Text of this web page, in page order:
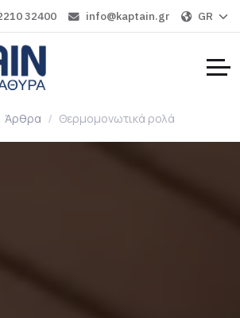
32400 info@kaptain.gr GR
Άρθρα Θερμομονωτικά ρολά